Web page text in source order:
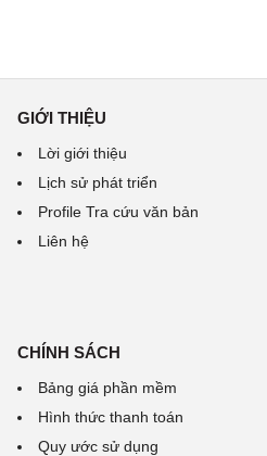
GIỚI THIỆU
Lời giới thiệu
Lịch sử phát triển
Profile Tra cứu văn bản
Liên hệ
CHÍNH SÁCH
Bảng giá phần mềm
Hình thức thanh toán
Quy ước sử dụng